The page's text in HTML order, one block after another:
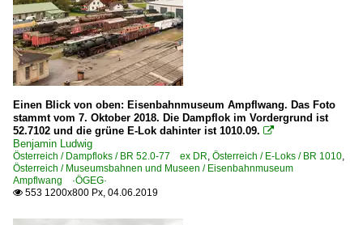
Einen Blick von oben: Eisenbahnmuseum Ampflwang. Das Foto
stammt vom 7. Oktober 2018. Die Dampflok im Vordergrund ist
52.7102 und die grüne E-Lok dahinter ist 1010.09. 
Benjamin Ludwig
Österreich / Dampfloks / BR 52.0-77 ex DR, Österreich / E-Loks / BR 1010,
Österreich / Museumsbahnen und Museen / Eisenbahnmuseum
Ampflwang ·ÖGEG·
 553 1200x800 Px, 04.06.2019